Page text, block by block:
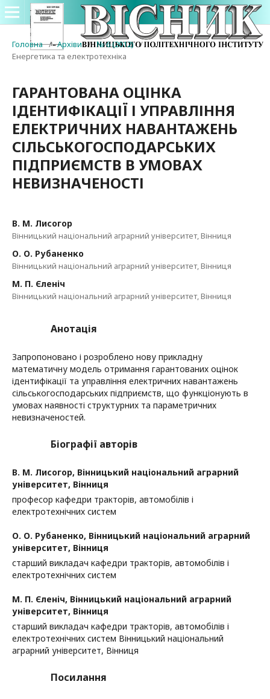
Головна / Архіви / № 6 (2012) /
Енергетика та електротехніка
ГАРАНТОВАНА ОЦІНКА
ІДЕНТИФІКАЦІЇ І УПРАВЛІННЯ
ЕЛЕКТРИЧНИХ НАВАНТАЖЕНЬ
СІЛЬСЬКОГОСПОДАРСЬКИХ
ПІДПРИЄМСТВ В УМОВАХ
НЕВИЗНАЧЕНОСТІ
В. М. Лисогор
Вінницький національний аграрний університет, Вінниця
О. О. Рубаненко
Вінницький національний аграрний університет, Вінниця
М. П. Єленіч
Вінницький національний аграрний університет, Вінниця
Анотація
Запропоновано і розроблено нову прикладну
математичну модель отримання гарантованих оцінок
ідентифікації та управління електричних навантажень
сільськогосподарських підприємств, що функціонують в
умовах наявності структурних та параметричних
невизначеностей.
Біографії авторів
В. М. Лисогор, Вінницький національний аграрний
університет, Вінниця
професор кафедри тракторів, автомобілів і
електротехнічних систем
О. О. Рубаненко, Вінницький національний аграрний
університет, Вінниця
старший викладач кафедри тракторів, автомобілів і
електротехнічних систем
М. П. Єленіч, Вінницький національний аграрний
університет, Вінниця
старший викладач кафедри тракторів, автомобілів і
електротехнічних систем Вінницький національний
аграрний університет, Вінниця
Посилання